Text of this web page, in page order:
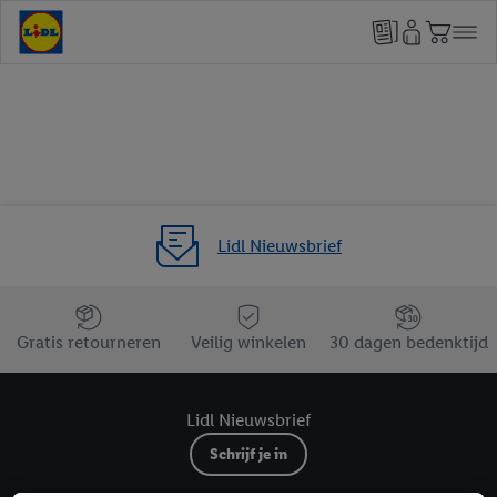
Lidl Nieuwsbrief
Jouw voordelen bij ons als Lidl webshop klant
Gratis retourneren
Veilig winkelen 30 dagen bedenktijd
Lidl Nieuwsbrief
Schrijf je in